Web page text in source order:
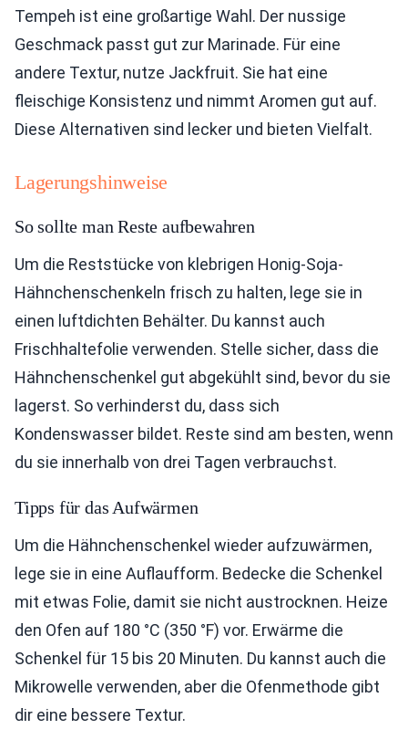
Tempeh ist eine großartige Wahl. Der nussige
Geschmack passt gut zur Marinade. Für eine
andere Textur, nutze Jackfruit. Sie hat eine
fleischige Konsistenz und nimmt Aromen gut auf.
Diese Alternativen sind lecker und bieten Vielfalt.
Lagerungshinweise
So sollte man Reste aufbewahren
Um die Reststücke von klebrigen Honig-Soja-
Hähnchenschenkeln frisch zu halten, lege sie in
einen luftdichten Behälter. Du kannst auch
Frischhaltefolie verwenden. Stelle sicher, dass die
Hähnchenschenkel gut abgekühlt sind, bevor du sie
lagerst. So verhinderst du, dass sich
Kondenswasser bildet. Reste sind am besten, wenn
du sie innerhalb von drei Tagen verbrauchst.
Tipps für das Aufwärmen
Um die Hähnchenschenkel wieder aufzuwärmen,
lege sie in eine Auflaufform. Bedecke die Schenkel
mit etwas Folie, damit sie nicht austrocknen. Heize
den Ofen auf 180 °C (350 °F) vor. Erwärme die
Schenkel für 15 bis 20 Minuten. Du kannst auch die
Mikrowelle verwenden, aber die Ofenmethode gibt
dir eine bessere Textur.